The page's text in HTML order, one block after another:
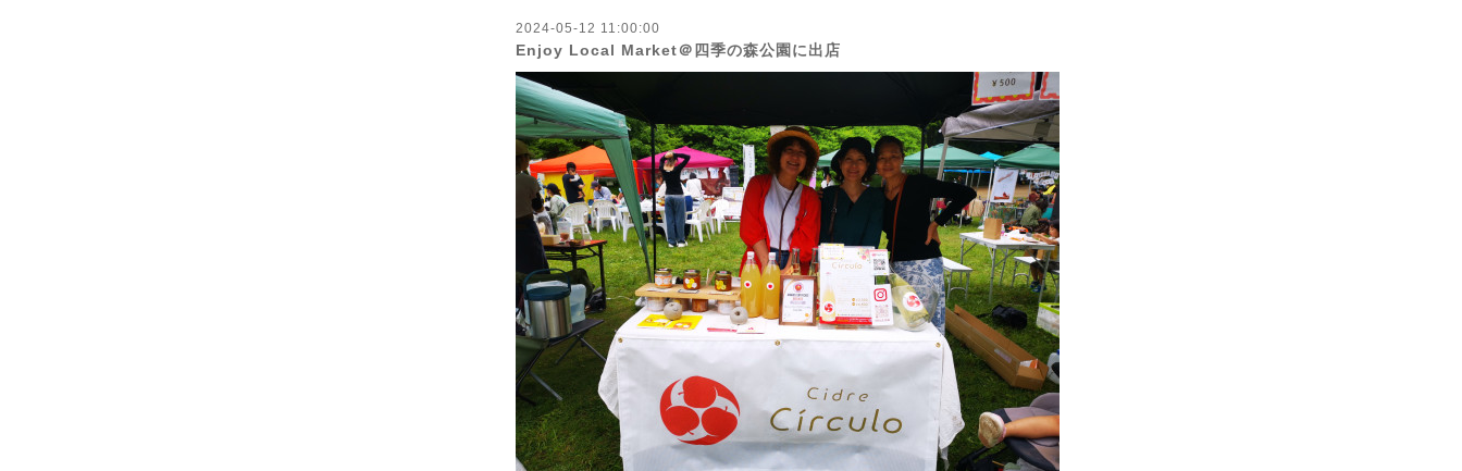
2024-05-12 11:00:00
Enjoy Local Market＠四季の森公園に出店